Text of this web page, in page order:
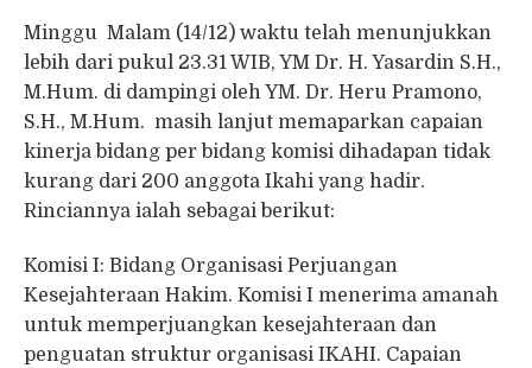
Minggu Malam (14/12) waktu telah menunjukkan
lebih dari pukul 23.31 WIB, YM Dr. H. Yasardin S.H.,
M.Hum. di dampingi oleh YM. Dr. Heru Pramono,
S.H., M.Hum. masih lanjut memaparkan capaian
kinerja bidang per bidang komisi dihadapan tidak
kurang dari 200 anggota Ikahi yang hadir.
Rinciannya ialah sebagai berikut:
Komisi I: Bidang Organisasi Perjuangan
Kesejahteraan Hakim. Komisi I menerima amanah
untuk memperjuangkan kesejahteraan dan
penguatan struktur organisasi IKAHI. Capaian